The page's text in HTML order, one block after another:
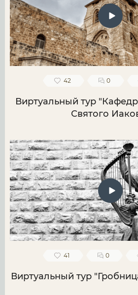
42 0
Виртуальный тур
Святого
41 0
Виртуальный тур